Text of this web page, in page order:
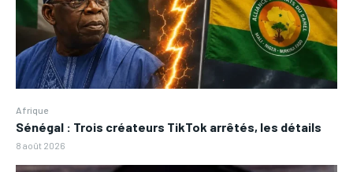
Afrique
Sénégal : Trois créateurs TikTok arrêtés, les détails
8 août 2026